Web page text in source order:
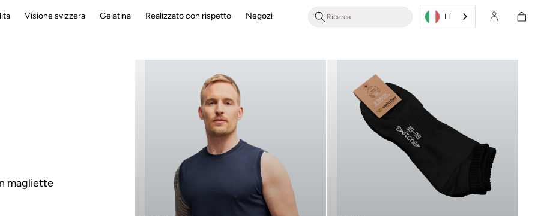
Visione svizzera Gelatina Realizzato con rispetto Negozi ITAccesso/Registrazione
della
magliette